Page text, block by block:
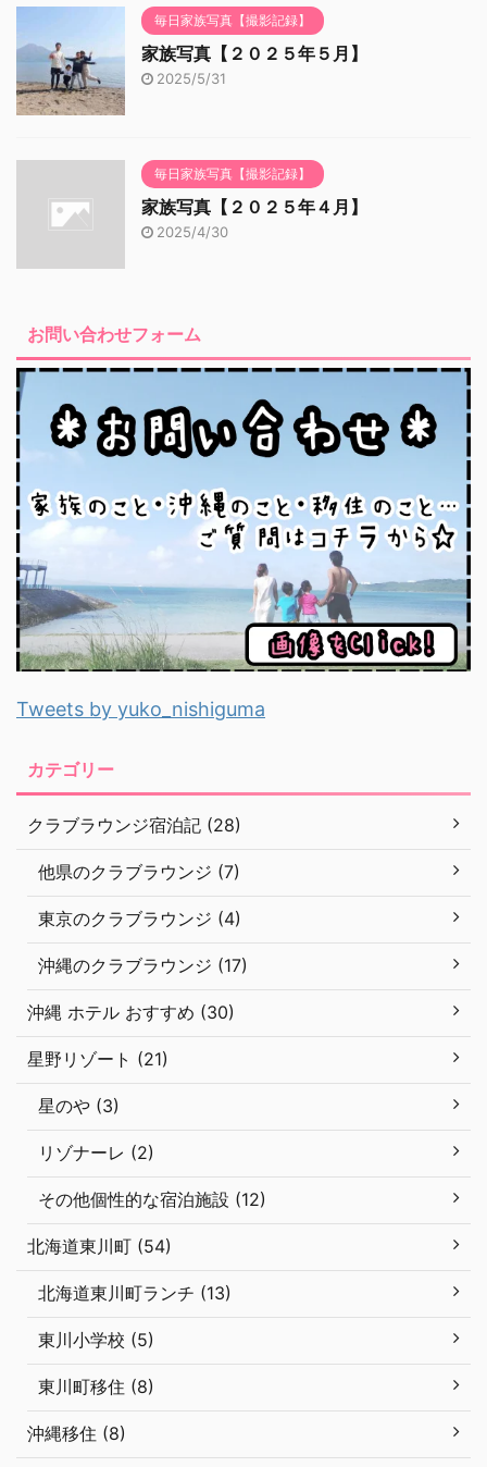
毎日家族写真【撮影記録】
家族写真【２０２５年５月】
2025/5/31
毎日家族写真【撮影記録】
家族写真【２０２５年４月】
2025/4/30
お問い合わせフォーム
Tweets by yuko_nishiguma
カテゴリー
クラブラウンジ宿泊記 (28)
他県のクラブラウンジ (7)
東京のクラブラウンジ (4)
沖縄のクラブラウンジ (17)
沖縄 ホテル おすすめ (30)
星野リゾート (21)
星のや (3)
リゾナーレ (2)
その他個性的な宿泊施設 (12)
北海道東川町 (54)
北海道東川町ランチ (13)
東川小学校 (5)
東川町移住 (8)
沖縄移住 (8)